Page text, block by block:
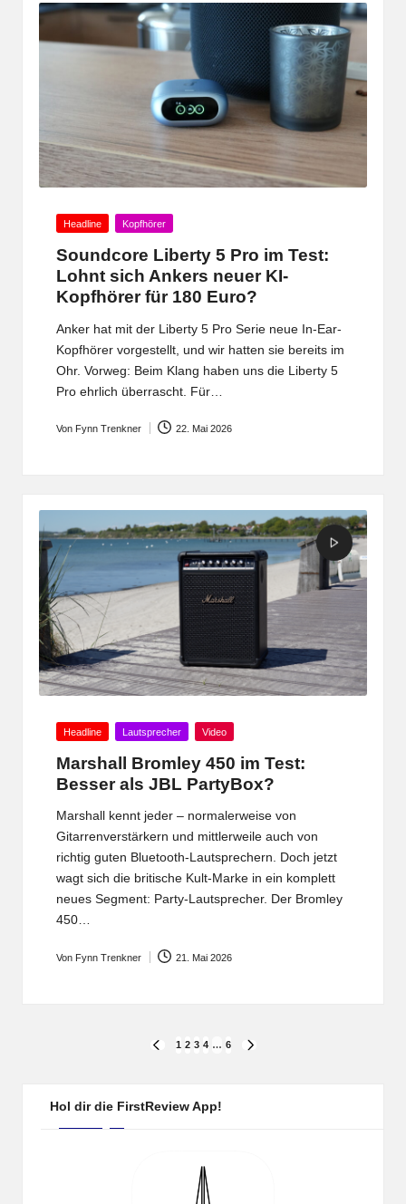
Posted
Headline Kopfhörer
Soundcore Liberty 5 Pro im Test:
Lohnt sich Ankers neuer KI-
Kopfhörer für 180 Euro?
Anker hat mit der Liberty 5 Pro Serie neue In-Ear-
Kopfhörer vorgestellt, und wir hatten sie bereits im
Ohr. Vorweg: Beim Klang haben uns die Liberty 5
Pro ehrlich überrascht. Für…
Posted
Von Fynn Trenkner 22. Mai 2026
Posted
Headline Lautsprecher Video
Marshall Bromley 450 im Test:
Besser als JBL PartyBox?
Marshall kennt jeder – normalerweise von
Gitarrenverstärkern und mittlerweile auch von
richtig guten Bluetooth-Lautsprechern. Doch jetzt
wagt sich die britische Kult-Marke in ein komplett
neues Segment: Party-Lautsprecher. Der Bromley
450…
Posted
Von Fynn Trenkner 21. Mai 2026
Seitennummerierung
Beiträge
PREVIOUS
1 2 3 4 … 6
Hol dir die FirstReview App!